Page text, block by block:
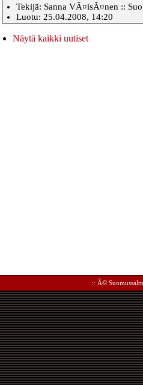
Tekijä: Sanna VÃ¤isÃ¤nen ::
Luotu: 25.04.2008, 14:20
Näytä kaikki uutiset
:: Â©